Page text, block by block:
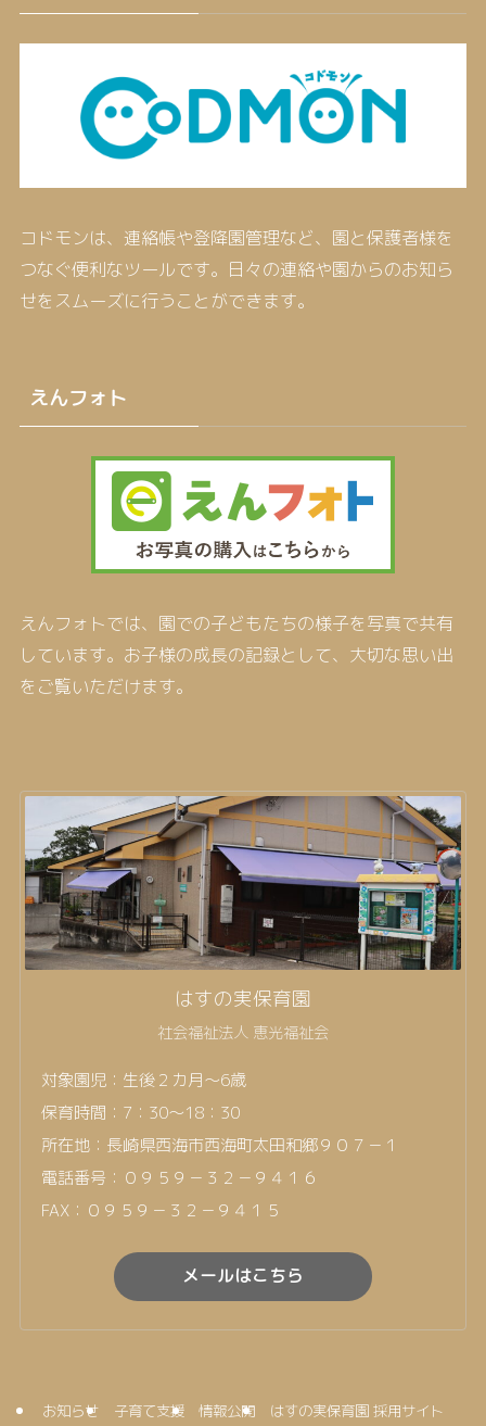
コドモンは、連絡帳や登降園管理など、園と保護者様を
つなぐ便利なツールです。日々の連絡や園からのお知ら
せをスムーズに行うことができます。
えんフォト
えんフォトでは、園での子どもたちの様子を写真で共有
しています。お子様の成長の記録として、大切な思い出
をご覧いただけます。
はすの実保育園
社会福祉法人 恵光福祉会
対象園児：生後２カ月～6歳
保育時間：7：30～18：30
所在地：長崎県西海市西海町太田和郷９０７－１
電話番号：０９５９－３２－９４１６
FAX：０９５９－３２－９４１５
メールはこちら
お知らせ 子育て支援 情報公開 はすの実保育園 採用サイト